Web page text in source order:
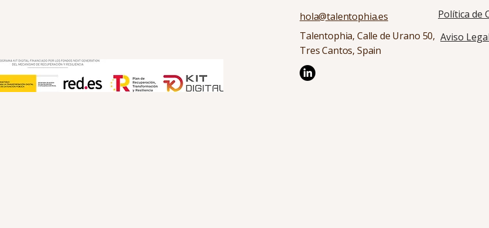
Talentophia, Calle de Urano 50,
Tres Cantos, Spain
Política de
Aviso
hola@talentophia.es